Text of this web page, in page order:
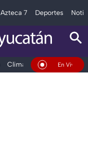
Azteca 7 Deportes
Clima DeportesEn Vivo